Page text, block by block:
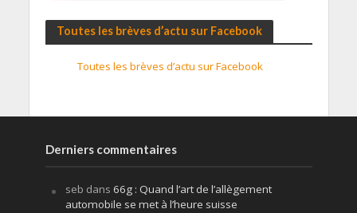
Toutes les brèves d’actu sur Facebook
Toutes les brèves d’actu sur Facebook
Derniers commentaires
seb dans 66g : Quand l’art de l’allègement
automobile se met à l’heure suisse